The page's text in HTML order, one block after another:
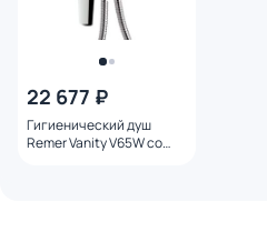
22 677 ₽
Гигиенический душ
Remer Vanity V65W со